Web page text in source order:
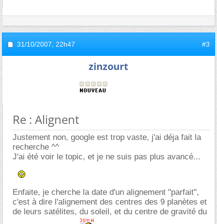
31/10/2007, 22h47 #3
zinzourt
Re : Alignent
Justement non, google est trop vaste, j'ai déja fait la
recherche ^^
J'ai été voir le topic, et je ne suis pas plus avancé...
Enfaite, je cherche la date d'un alignement "parfait",
c'est à dire l'alignement des centres des 9 planètes et
de leurs satélites, du soleil, et du centre de gravité du